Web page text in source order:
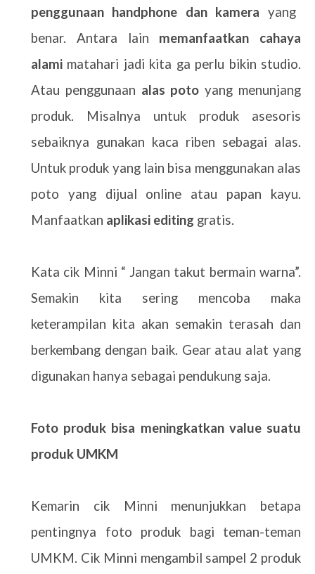
penggunaan handphone dan kamera yang
benar. Antara lain memanfaatkan cahaya
alami matahari jadi kita ga perlu bikin studio.
Atau penggunaan alas poto yang menunjang
produk. Misalnya untuk produk asesoris
sebaiknya gunakan kaca riben sebagai alas.
Untuk produk yang lain bisa menggunakan alas
poto yang dijual online atau papan kayu.
Manfaatkan aplikasi editing gratis.
Kata cik Minni “ Jangan takut bermain warna”.
Semakin kita sering mencoba maka
keterampilan kita akan semakin terasah dan
berkembang dengan baik. Gear atau alat yang
digunakan hanya sebagai pendukung saja.
Foto produk bisa meningkatkan value suatu
produk UMKM
Kemarin cik Minni menunjukkan betapa
pentingnya foto produk bagi teman-teman
UMKM. Cik Minni mengambil sampel 2 produk